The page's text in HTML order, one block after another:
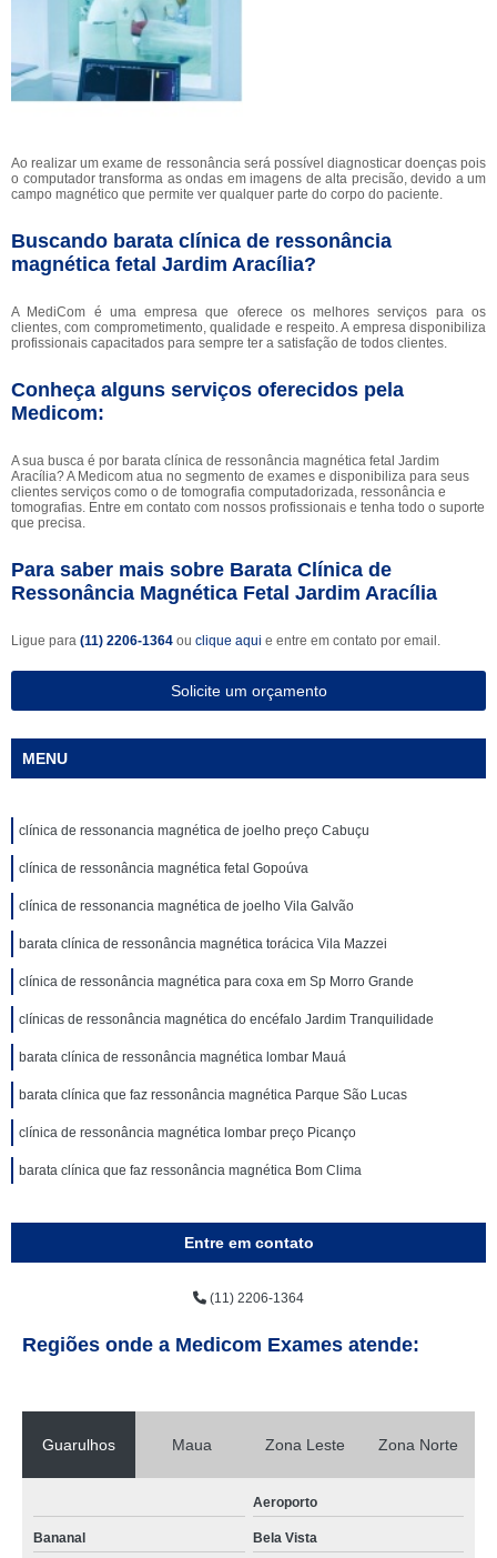
Ao realizar um exame de ressonância será possível diagnosticar doenças pois
o computador transforma as ondas em imagens de alta precisão, devido a um
campo magnético que permite ver qualquer parte do corpo do paciente.
Buscando barata clínica de ressonância
magnética fetal Jardim Aracília?
A MediCom é uma empresa que oferece os melhores serviços para os
clientes, com comprometimento, qualidade e respeito. A empresa disponibiliza
profissionais capacitados para sempre ter a satisfação de todos clientes.
Conheça alguns serviços oferecidos pela
Medicom:
A sua busca é por barata clínica de ressonância magnética fetal Jardim
Aracília? A Medicom atua no segmento de exames e disponibiliza para seus
clientes serviços como o de tomografia computadorizada, ressonância e
tomografias. Entre em contato com nossos profissionais e tenha todo o suporte
que precisa.
Para saber mais sobre Barata Clínica de
Ressonância Magnética Fetal Jardim Aracília
Ligue para (11) 2206-1364 ou clique aqui e entre em contato por email.
Solicite um orçamento
MENU
clínica de ressonancia magnética de joelho preço Cabuçu
clínica de ressonância magnética fetal Gopoúva
clínica de ressonancia magnética de joelho Vila Galvão
barata clínica de ressonância magnética torácica Vila Mazzei
clínica de ressonância magnética para coxa em Sp Morro Grande
clínicas de ressonância magnética do encéfalo Jardim Tranquilidade
barata clínica de ressonância magnética lombar Mauá
barata clínica que faz ressonância magnética Parque São Lucas
clínica de ressonância magnética lombar preço Picanço
barata clínica que faz ressonância magnética Bom Clima
Entre em contato
(11) 2206-1364
Regiões onde a Medicom Exames atende:
Guarulhos Maua Zona Leste Zona Norte
Aeroporto
Bananal Bela Vista